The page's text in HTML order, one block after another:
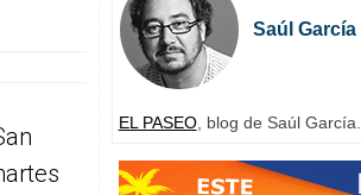
Saúl García
EL PASEO, blog de Saúl García.